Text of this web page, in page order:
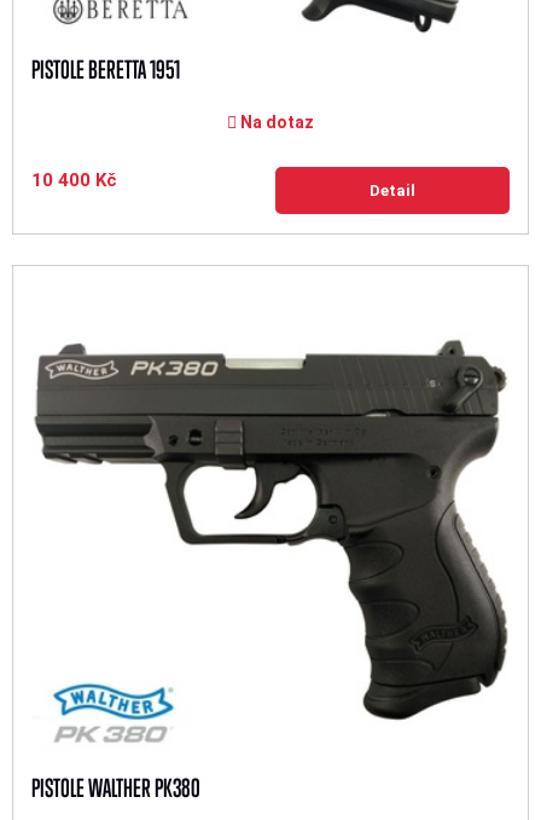
PISTOLE BERETTA 1951
Na dotaz
10 400 Kč Detail
PISTOLE WALTHER PK380